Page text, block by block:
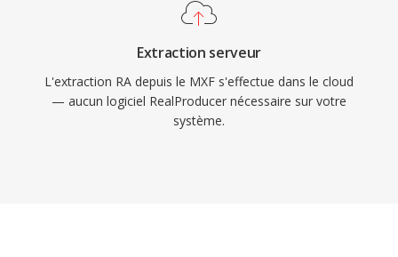
Extraction serveur
L'extraction RA depuis le MXF s'effectue dans le cloud
— aucun logiciel RealProducer nécessaire sur votre
système.